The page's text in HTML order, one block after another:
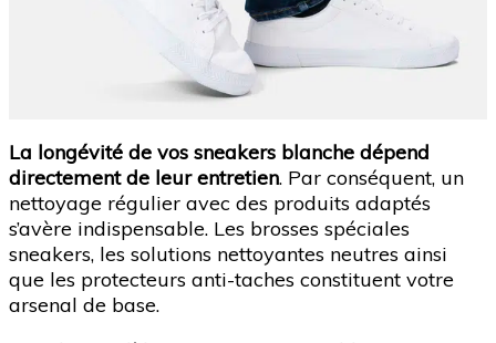
La longévité de vos sneakers blanche dépend
directement de leur entretien. Par conséquent, un
nettoyage régulier avec des produits adaptés
s’avère indispensable. Les brosses spéciales
sneakers, les solutions nettoyantes neutres ainsi
que les protecteurs anti-taches constituent votre
arsenal de base.